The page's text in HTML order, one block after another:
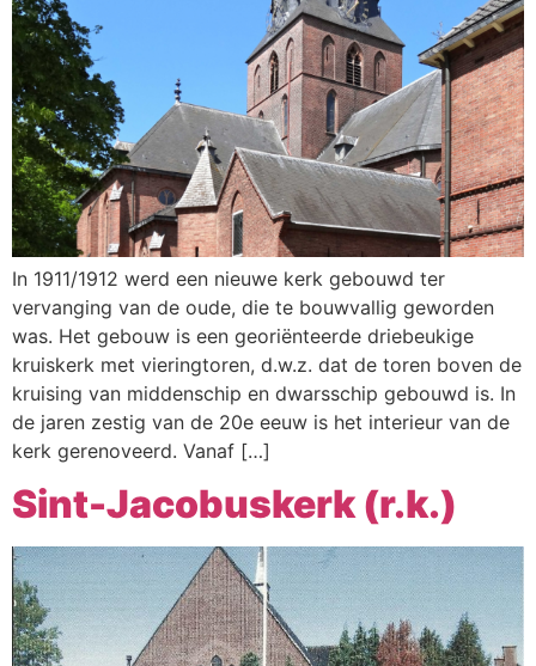
In 1911/1912 werd een nieuwe kerk gebouwd ter
vervanging van de oude, die te bouwvallig geworden
was. Het gebouw is een georiënteerde driebeukige
kruiskerk met vieringtoren, d.w.z. dat de toren boven de
kruising van middenschip en dwarsschip gebouwd is. In
de jaren zestig van de 20e eeuw is het interieur van de
kerk gerenoveerd. Vanaf […]
Sint-Jacobuskerk (r.k.)